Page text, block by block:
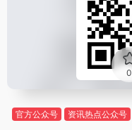
0
官方公众号 资讯热点公众号